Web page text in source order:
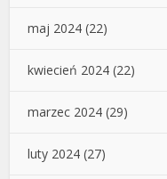
maj 2024 (22)
kwiecień 2024 (22)
marzec 2024 (29)
luty 2024 (27)